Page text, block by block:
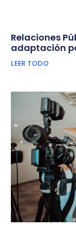
Relaciones
adaptación
LEER TODO